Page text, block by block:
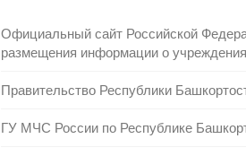
Официальный сайт Российской
размещения информации о
Правительство Республики
ГУ МЧС России по Республике